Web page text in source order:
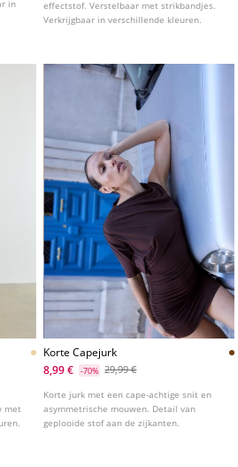
in
effectstof. Verstelbaar met strikbandjes.
Verkrijgbaar in verschillende kleuren.
met
Korte Capejurk
8,99 €
-70% 29,99 €
Korte jurk met een cape-achtige snit en
asymmetrische mouwen. Detail van
geplooide stof aan de zijkanten.